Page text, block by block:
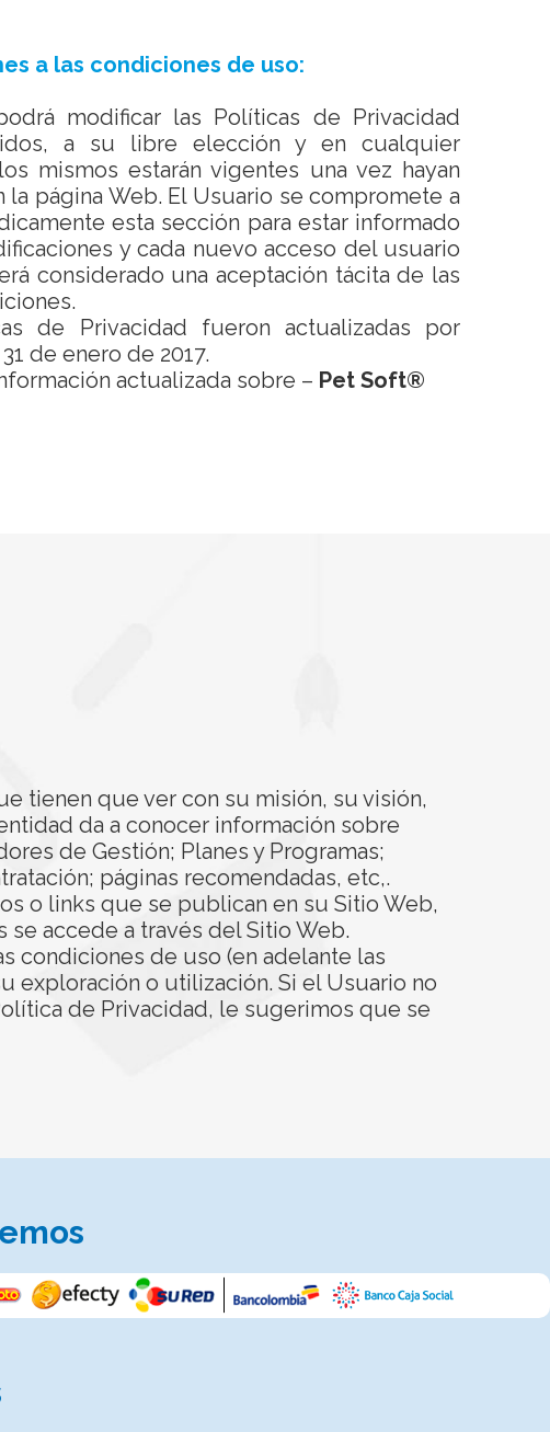
a las condiciones de uso:
modificar las Políticas de Privacidad
a su libre elección y en cualquier
mismos estarán vigentes una vez hayan
página Web. El Usuario se compromete a
esta sección para estar informado
y cada nuevo acceso del usuario
considerado una aceptación tácita de las
de Privacidad fueron actualizadas por
de enero de 2017.
actualizada sobre – Pet Soft®
tienen que ver con su misión, su visión,
da a conocer información sobre
de Gestión; Planes y Programas;
páginas recomendadas, etc,.
o links que se publican en su Sitio Web,
accede a través del Sitio Web.
condiciones de uso (en adelante las
exploración o utilización. Si el Usuario no
de Privacidad, le sugerimos que se